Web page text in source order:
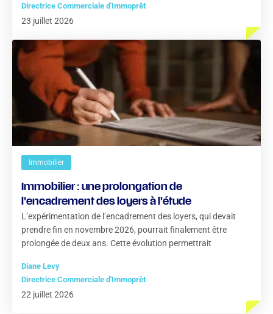
Directrice Commerciale d'Immoprêt
23 juillet 2026
Immobilier
Immobilier : une prolongation de
l’encadrement des loyers à l’étude
L’expérimentation de l’encadrement des loyers, qui devait
prendre fin en novembre 2026, pourrait finalement être
prolongée de deux ans. Cette évolution permettrait
Diane Levy
Directrice Commerciale d'Immoprêt
22 juillet 2026